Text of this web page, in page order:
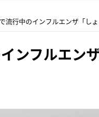
流行中のインフルエンザ「し
ンフルエン